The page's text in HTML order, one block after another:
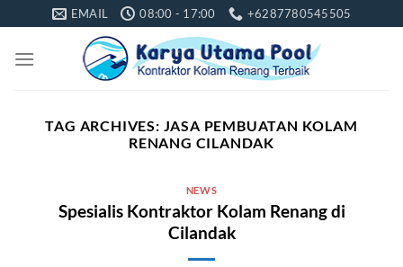
to
content
EMAIL 08:00 - 17:00 +6287780545505
TAG ARCHIVES: JASA PEMBUATAN KOLAM
RENANG CILANDAK
NEWS
Spesialis Kontraktor Kolam Renang di
Cilandak